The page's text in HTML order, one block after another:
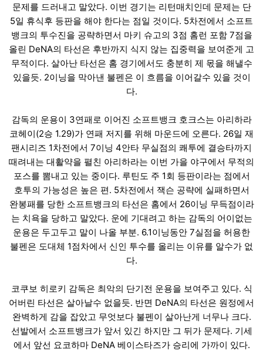
문제를 드러내고 말았다. 이번 경기는 리턴매치인데 문제는 단
5일 휴식후 등판을 해야 한다는 점일 것이다. 5차전에서 소프트
뱅크의 투수진을 공략하면서 마키 슈고의 3점 홈런 포함 7점을
올린 DeNA의 타선은 후반까지 식지 않는 집중력을 보여준게 고
무적이다. 살아난 타선은 홈 경기에서도 충분히 제 몫을 해낼수
있을듯. 2이닝을 막아낸 불펜은 이 흐름을 이어갈수 있을 것이
다.
감독의 운용이 3연패로 이어진 소프트뱅크 호크스는 아리하라
코헤이(2승 1.29)가 연패 저지를 위해 마운드에 오른다. 26일 재
팬시리즈 1차전에서 7이닝 4안타 무실점의 쾌투에 결승타까지
때려내는 대활약을 펼친 아리하라는 이번 가을 야구에서 무적의
포스를 뽐내고 있는 중이다. 루틴도 주 1회 등판이라는 점에서
호투의 가능성은 높은 편. 5차전에서 잭슨 공략에 실패하면서
완봉패를 당한 소프트뱅크의 타선은 홈에서 26이닝 무득점이라
는 치욕을 당하고 말았다. 운에 기대려고 하는 감독의 어이없는
운용은 두고두고 말이 나올 부분. 6.1이닝동안 7실점을 허용한
불펜은 도대체 1점차에서 신인 투수를 올리는 이유를 알수가 없
다.
코쿠보 히로키 감독은 최악의 단기전 운용을 보여주고 있다. 식
어버린 타선은 살아날수 없을듯. 반면 DeNA의 타선은 원정에서
완벽하게 감을 잡았고 무엇보다 불펜이 살아난게 너무나 크다.
선발에서 소프트뱅크가 앞서 있긴 하지만 그 뒤가 문제다. 기세
에서 앞선 요코하마 DeNA 베이스타즈가 승리에 가까이 있다.